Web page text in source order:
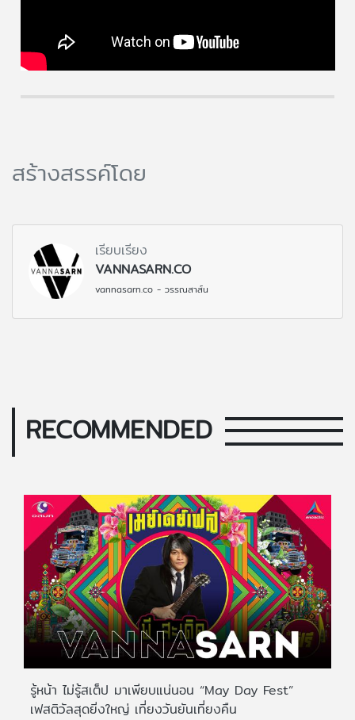
สร้างสรรค์โดย
เรียบเรียง
VANNASARN.CO
vannasarn.co - วรรณสาส์น
RECOMMENDED
รู้หน้า ไม่รู้สเต็ป มาเพียบแน่นอน “May Day Fest”
เฟสติวัลสุดยิ่งใหญ่ เที่ยงวันยันเที่ยงคืน